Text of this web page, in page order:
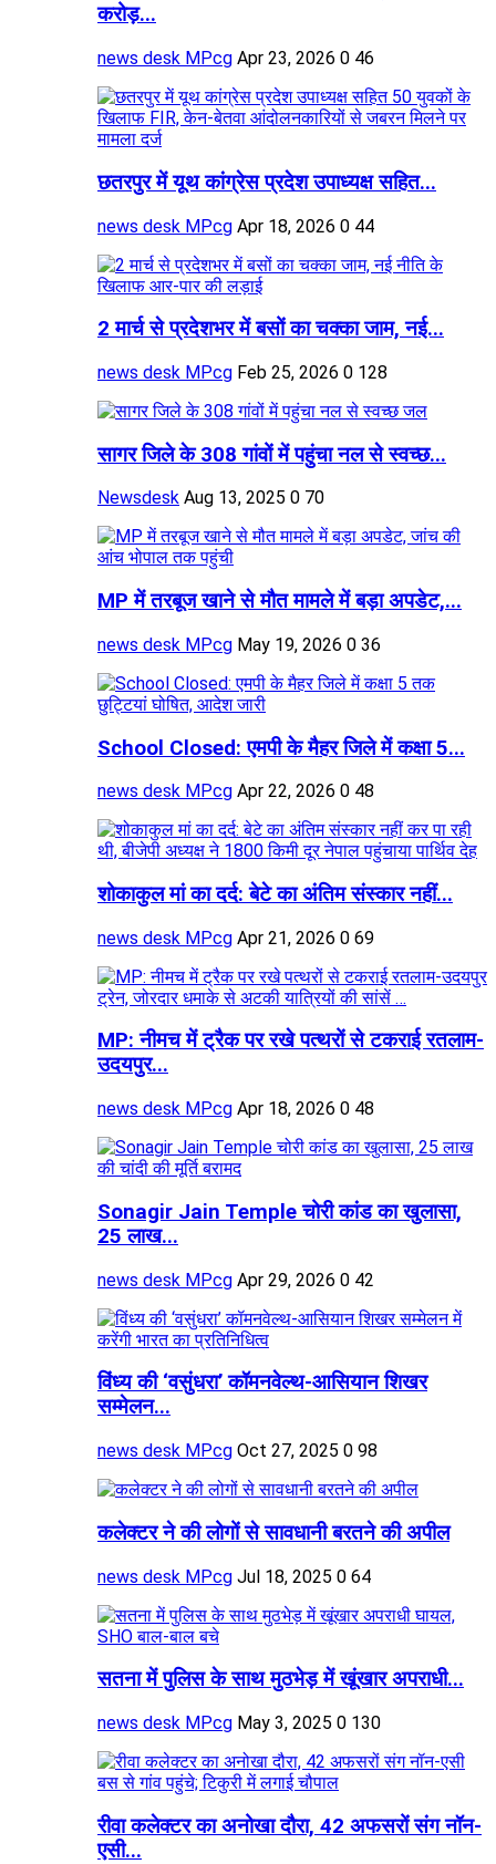
करोड़...
news desk MPcg Apr 23, 2026 0 46
छतरपुर में यूथ कांग्रेस प्रदेश उपाध्यक्ष सहित...
news desk MPcg Apr 18, 2026 0 44
2 मार्च से प्रदेशभर में बसों का चक्का जाम, नई...
news desk MPcg Feb 25, 2026 0 128
सागर जिले के 308 गांवों में पहुंचा नल से स्वच्छ...
Newsdesk Aug 13, 2025 0 70
MP में तरबूज खाने से मौत मामले में बड़ा अपडेट,...
news desk MPcg May 19, 2026 0 36
School Closed: एमपी के मैहर जिले में कक्षा 5...
news desk MPcg Apr 22, 2026 0 48
शोकाकुल मां का दर्द: बेटे का अंतिम संस्कार नहीं...
news desk MPcg Apr 21, 2026 0 69
MP: नीमच में ट्रैक पर रखे पत्थरों से टकराई रतलाम-
उदयपुर...
news desk MPcg Apr 18, 2026 0 48
Sonagir Jain Temple चोरी कांड का खुलासा,
25 लाख...
news desk MPcg Apr 29, 2026 0 42
विंध्य की ‘वसुंधरा’ कॉमनवेल्थ-आसियान शिखर
सम्मेलन...
news desk MPcg Oct 27, 2025 0 98
कलेक्टर ने की लोगों से सावधानी बरतने की अपील
news desk MPcg Jul 18, 2025 0 64
सतना में पुलिस के साथ मुठभेड़ में खूंखार अपराधी...
news desk MPcg May 3, 2025 0 130
रीवा कलेक्टर का अनोखा दौरा, 42 अफसरों संग नॉन-
एसी...